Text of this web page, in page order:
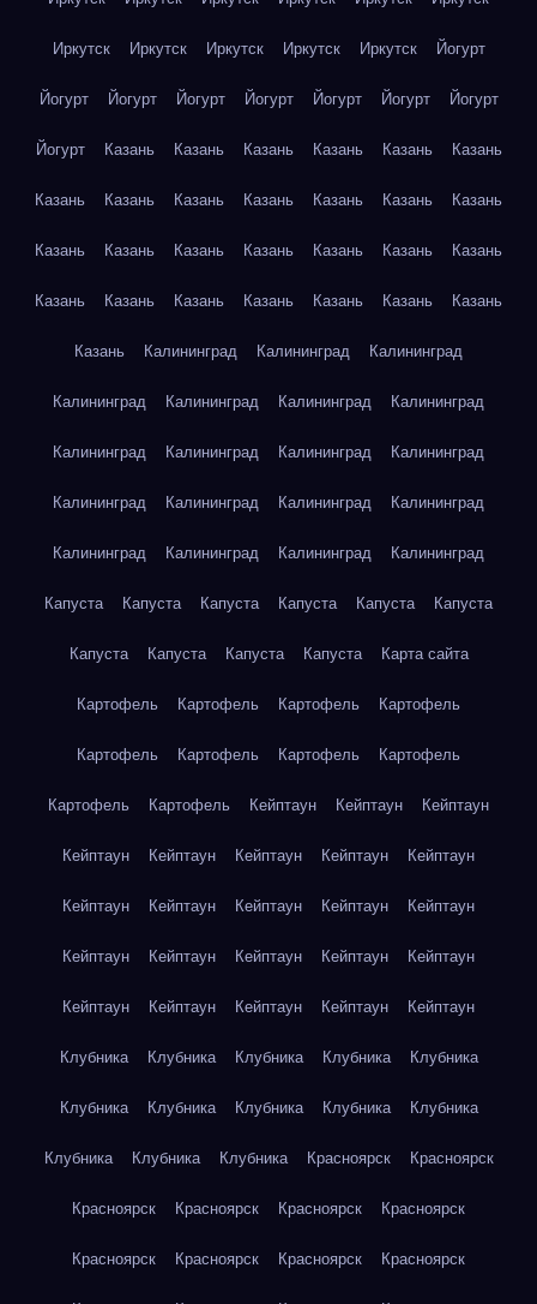
Иркутск Иркутск Иркутск Иркутск Иркутск Йогурт
Йогурт Йогурт Йогурт Йогурт Йогурт Йогурт Йогурт
Йогурт Казань Казань Казань Казань Казань Казань
Казань Казань Казань Казань Казань Казань Казань
Казань Казань Казань Казань Казань Казань Казань
Казань Казань Казань Казань Казань Казань Казань
Казань Калининград Калининград Калининград
Калининград Калининград Калининград Калининград
Калининград Калининград Калининград Калининград
Калининград Калининград Калининград Калининград
Калининград Калининград Калининград Калининград
Капуста Капуста Капуста Капуста Капуста Капуста
Капуста Капуста Капуста Капуста Карта сайта
Картофель Картофель Картофель Картофель
Картофель Картофель Картофель Картофель
Картофель Картофель Кейптаун Кейптаун Кейптаун
Кейптаун Кейптаун Кейптаун Кейптаун Кейптаун
Кейптаун Кейптаун Кейптаун Кейптаун Кейптаун
Кейптаун Кейптаун Кейптаун Кейптаун Кейптаун
Кейптаун Кейптаун Кейптаун Кейптаун Кейптаун
Клубника Клубника Клубника Клубника Клубника
Клубника Клубника Клубника Клубника Клубника
Клубника Клубника Клубника Красноярск Красноярск
Красноярск Красноярск Красноярск Красноярск
Красноярск Красноярск Красноярск Красноярск